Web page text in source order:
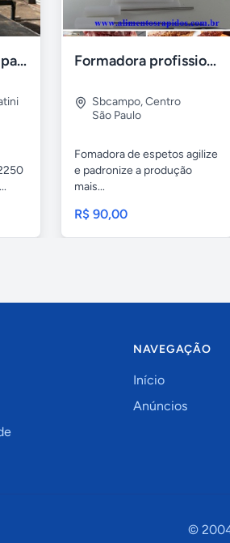
Guindaste munck para 2 toneladas Formadora profissional carne
Sbcampo,Centro
São Paulo
Fomadora de espetos agilize
e padronize a produção
mais...
R$ 90,00
NAVEGAÇÃO
Início
Anúncios
©